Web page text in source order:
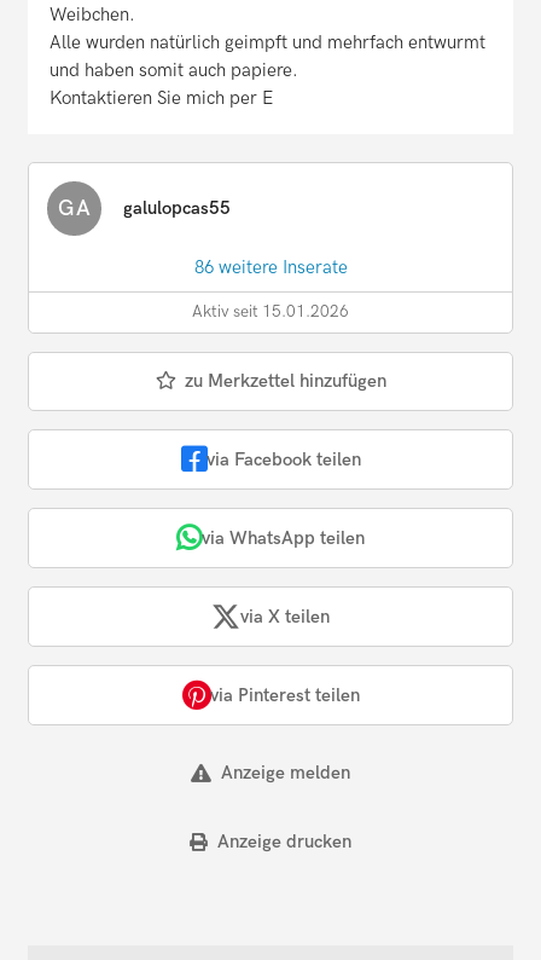
Weibchen.
Alle wurden natürlich geimpft und mehrfach entwurmt
und haben somit auch papiere.
Kontaktieren Sie mich per E
GA galulopcas55
86 weitere Inserate
Aktiv seit 15.01.2026
zu Merkzettel hinzufügen
via Facebook teilen
via WhatsApp teilen
via X teilen
via Pinterest teilen
Anzeige melden
Anzeige drucken